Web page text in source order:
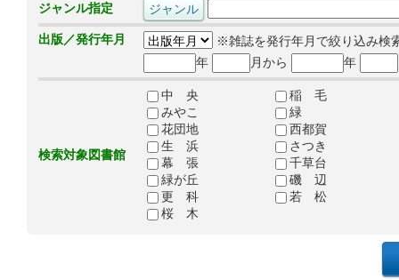
ジャンル指定
出版／発行年月
※雑誌を発行年月で絞り込み検
年
月から 年
検索対象図書館
中 央
稲 毛
みやこ
緑
花団地
西都賀
生 浜
さつき
幕 張
千草台
緑が丘
磯 辺
更 科
若 松
桜 木